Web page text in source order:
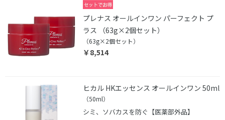
プレナス オールインワン パーフェクト プ
ラス （63g×2個セット）
（63g×2個セット）
￥8,514
ヒカル HKエッセンス オールインワン 50ml
（50ml）
シミ、ソバカスを防ぐ【医薬部外品】